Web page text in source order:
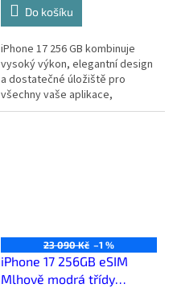
Do košíku
iPhone 17 256 GB kombinuje
vysoký výkon, elegantní design
a dostatečné úložiště pro
všechny vaše aplikace,
fotografie a videa. Ideální pro
23 090 Kč –1 %
iPhone 17 256GB eSIM
Mlhově modrá třídy